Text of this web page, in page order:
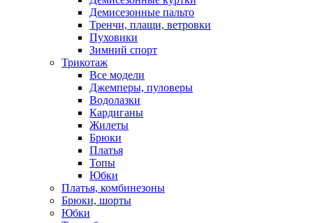
Демисезонные пальто
Тренчи, плащи, ветровки
Пуховики
Зимний спорт
Трикотаж
Все модели
Джемперы, пуловеры
Водолазки
Кардиганы
Жилеты
Брюки
Платья
Топы
Юбки
Платья, комбинезоны
Брюки, шорты
Юбки